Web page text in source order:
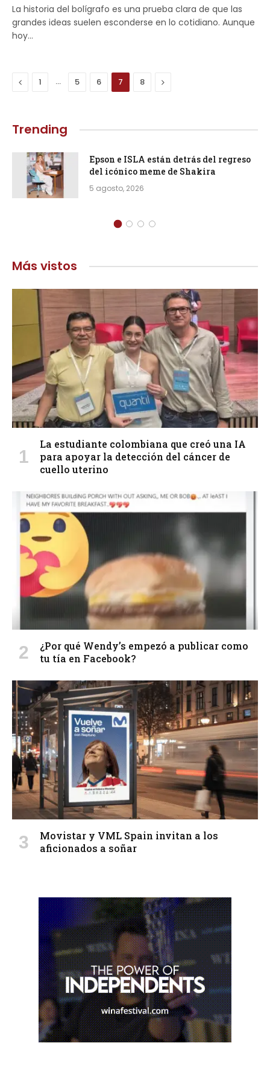
La historia del bolígrafo es una prueba clara de que las
grandes ideas suelen esconderse en lo cotidiano. Aunque
hoy…
Previous
1 … 5 6 7 8 Next
Trending
Epson e ISLA están detrás del regreso
del icónico meme de Shakira
5 agosto, 2026
Más vistos
La estudiante colombiana que creó una IA
para apoyar la detección del cáncer de
cuello uterino
¿Por qué Wendy’s empezó a publicar como
tu tía en Facebook?
Movistar y VML Spain invitan a los
aficionados a soñar